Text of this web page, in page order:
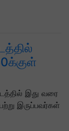
இது வரை
இருப்பவர்கள்